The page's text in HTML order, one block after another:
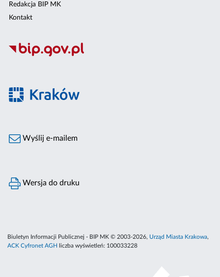
Redakcja BIP MK
Kontakt
Wyślij e-mailem
Wersja do druku
Biuletyn Informacji Publicznej - BIP MK © 2003-2026, Urząd Miasta Krakowa,
ACK Cyfronet AGH
liczba wyświetleń: 100033228